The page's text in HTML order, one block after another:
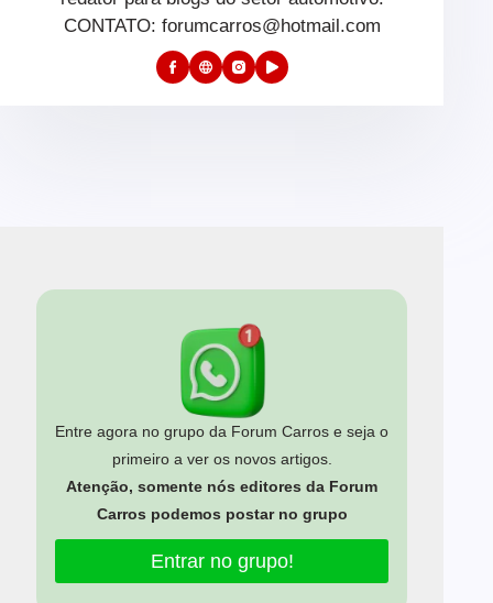
CONTATO: forumcarros@hotmail.com
Entre agora no grupo da Forum Carros e seja o
primeiro a ver os novos artigos.
Atenção, somente nós editores da Forum
Carros podemos postar no grupo
Entrar no grupo!